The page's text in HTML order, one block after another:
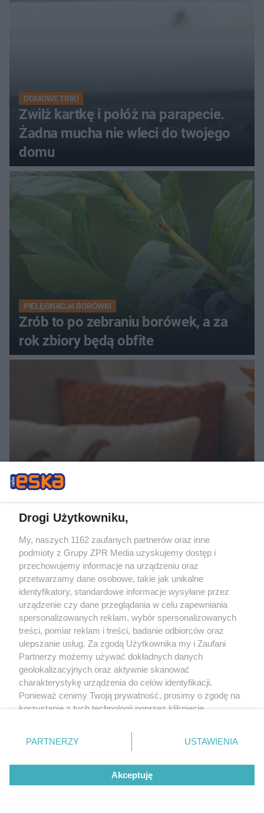
DOMOWE TRIKI
Zwilż kartkę i połóż na parapecie.
Żadna mucha nie wleci do twojego
domu
PIELĘGNACJA BORÓWKI
Zrób to po zebraniu borówek, a za
rok zbiory będą obfite
Jesień w Pepco! Stylowe kubki i
dodatki w świetnych cenach
ZOBACZ WIĘCEJ
Drogi Użytkowniku,
My, naszych 1162 zaufanych partnerów oraz inne
podmioty z Grupy ZPR Media uzyskujemy dostęp i
przechowujemy informacje na urządzeniu oraz
przetwarzamy dane osobowe, takie jak unikalne
identyfikatory, standardowe informacje wysyłane przez
urządzenie czy dane przeglądania w celu zapewniania
spersonalizowanych reklam, wybór spersonalizowanych
treści, pomiar reklam i treści, badanie odbiorców oraz
ulepszanie usług. Za zgodą Użytkownika my i Zaufani
Partnerzy możemy używać dokładnych danych
geolokalizacyjnych oraz aktywnie skanować
charakterystykę urządzenia do celów identyfikacji.
Ponieważ cenimy Twoją prywatność, prosimy o zgodę na
korzystanie z tych technologii poprzez kliknięcie
zmienić/wycofać klikając przycisk ustawień prywatności
znajdujący się w lewym dolnym rogu strony
rodzaje przetwarzania danych nie wymagają zgody
użytkownika, ale masz prawo sprzeciwić się takiemu
przetwarzaniu. Preferencje będą miały zastosowanie tylko
PARTNERZY USTAWIENIA
Akceptuję